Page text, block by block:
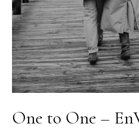
One to One –